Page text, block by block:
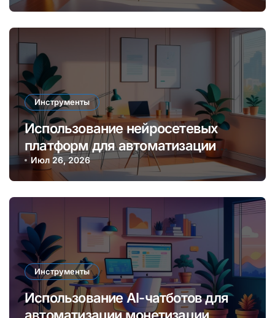
Инструменты
Использование нейросетевых
платформ для автоматизации
создания контента и монетизации
онлайн
Июл 26, 2026
Инструменты
Использование AI-чатботов для
автоматизации монетизации